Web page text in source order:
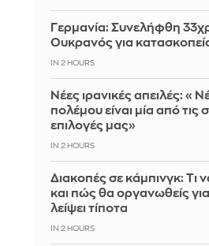
Γερμανία: Συνελήφθη
Ουκρανός για
IN 2 HOURS
Νέες ιρανικές απειλές:
πολέμου είναι μία από τις
επιλογές μας»
IN 2 HOURS
Διακοπές σε κάμπινγκ: Τι
και πώς θα οργανωθείς
λείψει τίποτα
IN 2 HOURS